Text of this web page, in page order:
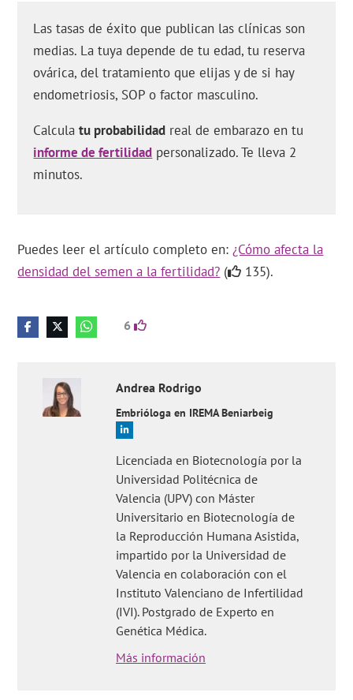
Las tasas de éxito que publican las clínicas son
medias. La tuya depende de tu edad, tu reserva
ovárica, del tratamiento que elijas y de si hay
endometriosis, SOP o factor masculino.
Calculatu probabilidad real de embarazo en tu
informe de fertilidad personalizado. Te lleva 2
minutos.
Puedes leer el artículo completo en:¿Cómo afecta la
densidad del semen a la fertilidad? ( 135).
6
Andrea Rodrigo
Embrióloga en IREMA Beniarbeig
Licenciada en Biotecnología por la
Universidad Politécnica de
Valencia (UPV) con Máster
Universitario en Biotecnología de
la Reproducción Humana Asistida,
impartido por la Universidad de
Valencia en colaboración con el
Instituto Valenciano de Infertilidad
(IVI). Postgrado de Experto en
Genética Médica.
Más información